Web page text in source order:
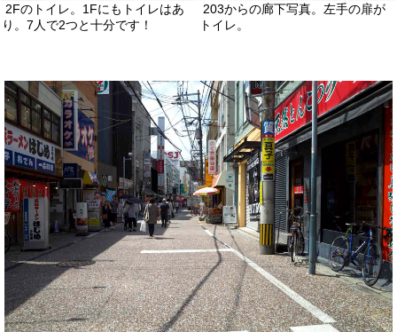
2Fのトイレ。1Fにもトイレはあ
り。7人で2つと十分です！
203からの廊下写真。左手の扉が
トイレ。